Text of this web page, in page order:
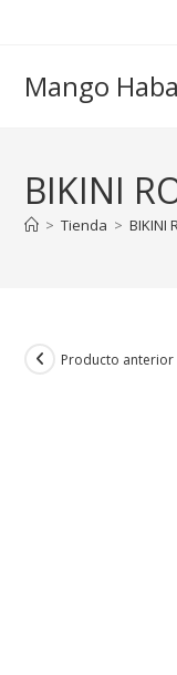
Mango
BIKINI
> Tienda > BIKINI
Producto anterior